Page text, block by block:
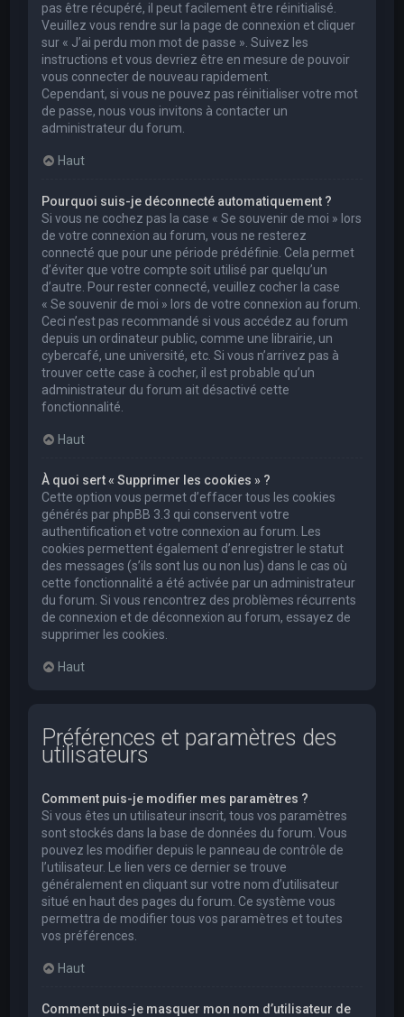
pas être récupéré, il peut facilement être réinitialisé.
Veuillez vous rendre sur la page de connexion et cliquer
sur « J’ai perdu mon mot de passe ». Suivez les
instructions et vous devriez être en mesure de pouvoir
vous connecter de nouveau rapidement.
Cependant, si vous ne pouvez pas réinitialiser votre mot
de passe, nous vous invitons à contacter un
administrateur du forum.
Haut
Pourquoi suis-je déconnecté automatiquement ?
Si vous ne cochez pas la case « Se souvenir de moi » lors
de votre connexion au forum, vous ne resterez
connecté que pour une période prédéfinie. Cela permet
d’éviter que votre compte soit utilisé par quelqu’un
d’autre. Pour rester connecté, veuillez cocher la case
« Se souvenir de moi » lors de votre connexion au forum.
Ceci n’est pas recommandé si vous accédez au forum
depuis un ordinateur public, comme une librairie, un
cybercafé, une université, etc. Si vous n’arrivez pas à
trouver cette case à cocher, il est probable qu’un
administrateur du forum ait désactivé cette
fonctionnalité.
Haut
À quoi sert « Supprimer les cookies » ?
Cette option vous permet d’effacer tous les cookies
générés par phpBB 3.3 qui conservent votre
authentification et votre connexion au forum. Les
cookies permettent également d’enregistrer le statut
des messages (s’ils sont lus ou non lus) dans le cas où
cette fonctionnalité a été activée par un administrateur
du forum. Si vous rencontrez des problèmes récurrents
de connexion et de déconnexion au forum, essayez de
supprimer les cookies.
Haut
Préférences et paramètres des
utilisateurs
Comment puis-je modifier mes paramètres ?
Si vous êtes un utilisateur inscrit, tous vos paramètres
sont stockés dans la base de données du forum. Vous
pouvez les modifier depuis le panneau de contrôle de
l’utilisateur. Le lien vers ce dernier se trouve
généralement en cliquant sur votre nom d’utilisateur
situé en haut des pages du forum. Ce système vous
permettra de modifier tous vos paramètres et toutes
vos préférences.
Haut
Comment puis-je masquer mon nom d’utilisateur de